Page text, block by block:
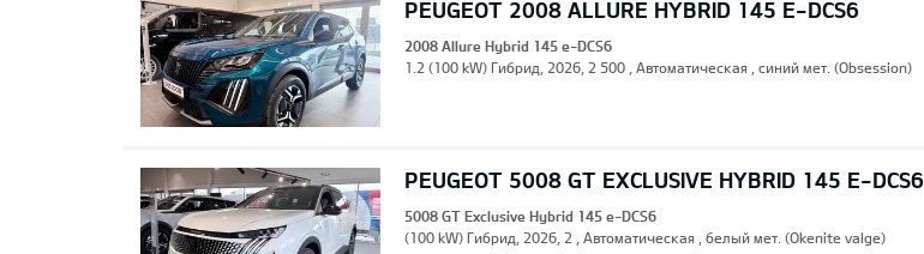
PEUGEOT 2008 ALLURE HYBRID 145 E-DCS6
2008 Allure Hybrid 145 e-DCS6
1.2 (100 kW) Гибрид, 2026, 2 500 , Автоматическая , синий мет. (Obsession)
PEUGEOT 5008 GT EXCLUSIVE HYBRID 145 E-DCS6
5008 GT Exclusive Hybrid 145 e-DCS6
(100 kW) Гибрид, 2026, 2 , Автоматическая , белый мет. (Okenite valge)